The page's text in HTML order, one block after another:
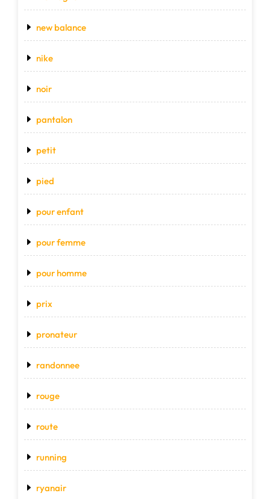
new balance
nike
noir
pantalon
petit
pied
pour enfant
pour femme
pour homme
prix
pronateur
randonnee
rouge
route
running
ryanair